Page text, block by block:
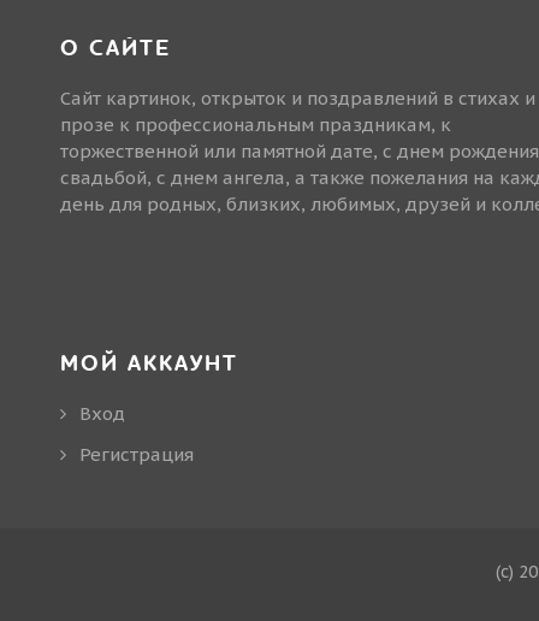
О САЙТЕ
Сайт картинок, открыток и поздравлений в стихах и
прозе к профессиональным праздникам, к
торжественной или памятной дате, с днем
свадьбой, с днем ангела, а также пожелания на
день для родных, близких, любимых, друзей и
МОЙ АККАУНТ
Вход
Регистрация
(c)